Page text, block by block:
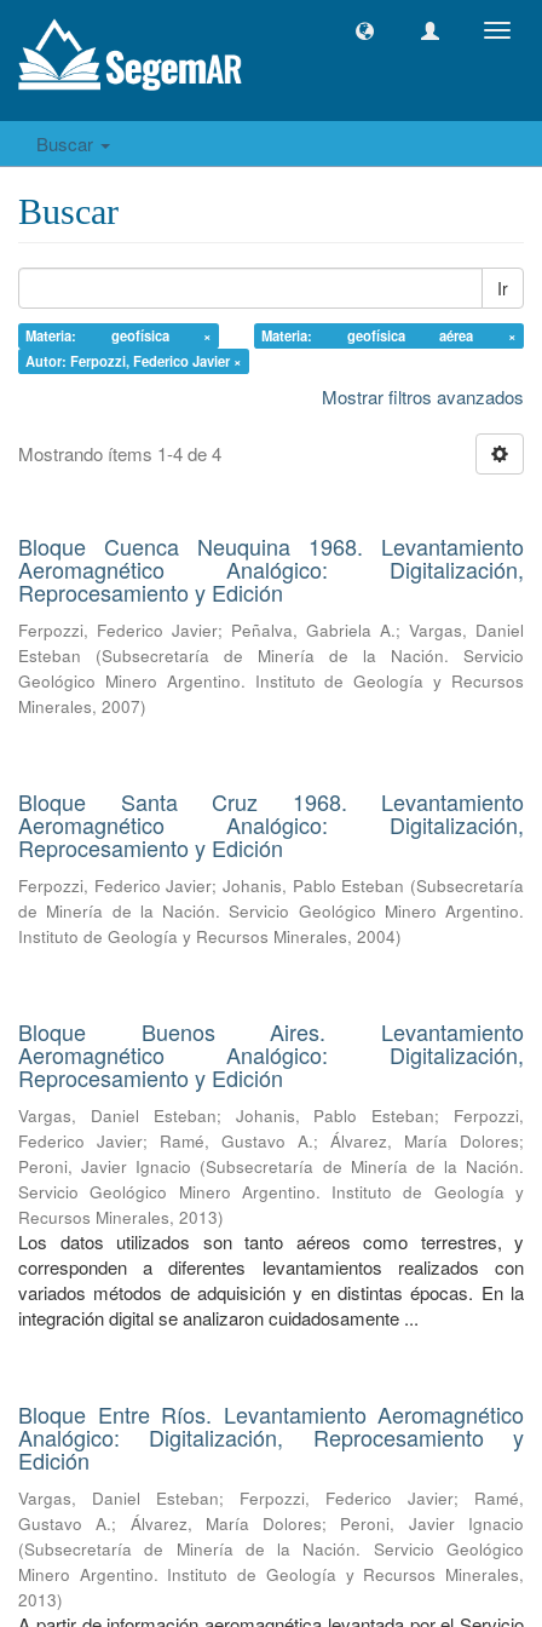
Buscar
Buscar
Ir
Materia: geofísica ×
Materia: geofísica aérea ×
Autor: Ferpozzi, Federico Javier ×
Mostrar filtros avanzados
Mostrando ítems 1-4 de 4
Bloque Cuenca Neuquina 1968. Levantamiento
Aeromagnético Analógico: Digitalización,
Reprocesamiento y Edición
Ferpozzi, Federico Javier; Peñalva, Gabriela A.; Vargas, Daniel
Esteban
(Subsecretaría de Minería de la Nación. Servicio
Geológico Minero Argentino. Instituto de Geología y Recursos
Minerales, 2007)
Bloque Santa Cruz 1968. Levantamiento
Aeromagnético Analógico: Digitalización,
Reprocesamiento y Edición
Ferpozzi, Federico Javier;Johanis, Pablo Esteban (Subsecretaría
de Minería de la Nación. Servicio Geológico Minero Argentino.
Instituto de Geología y Recursos Minerales, 2004)
Bloque Buenos Aires. Levantamiento
Aeromagnético Analógico: Digitalización,
Reprocesamiento y Edición
Vargas, Daniel Esteban; Johanis, Pablo Esteban; Ferpozzi,
Federico Javier; Ramé, Gustavo A.; Álvarez, María Dolores;
Peroni, Javier Ignacio (Subsecretaría de Minería de la Nación.
Servicio Geológico Minero Argentino. Instituto de Geología y
Recursos Minerales, 2013)
Los datos utilizados son tanto aéreos como terrestres, y
corresponden a diferentes levantamientos realizados con
variados métodos de adquisición y en distintas épocas. En la
integración digital se analizaron cuidadosamente ...
Bloque Entre Ríos. Levantamiento Aeromagnético
Analógico: Digitalización, Reprocesamiento y
Edición
Vargas, Daniel Esteban; Ferpozzi, Federico Javier; Ramé,
Gustavo A.; Álvarez, María Dolores; Peroni, Javier Ignacio
(Subsecretaría de Minería de la Nación. Servicio Geológico
Minero Argentino. Instituto de Geología y Recursos Minerales,
2013)